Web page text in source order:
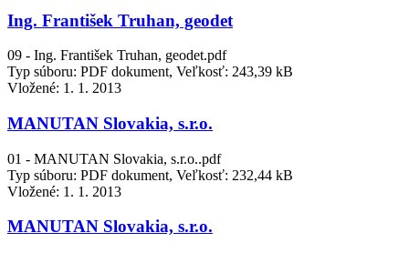
Ing. František Truhan, geodet
09 - Ing. František Truhan, geodet.pdf
Typ súboru: PDF dokument, Veľkosť: 243,39 kB
Vložené: 1. 1. 2013
MANUTAN Slovakia, s.r.o.
01 - MANUTAN Slovakia, s.r.o..pdf
Typ súboru: PDF dokument, Veľkosť: 232,44 kB
Vložené: 1. 1. 2013
MANUTAN Slovakia, s.r.o.